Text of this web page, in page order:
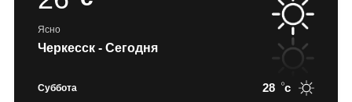
Ясно
Черкесск - Сегодня
Суббота 28 c